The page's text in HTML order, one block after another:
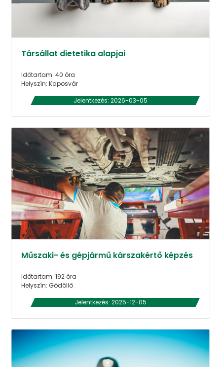
Társállat dietetika alapjai
Időtartam: 40 óra
Helyszín: Kaposvár
Jelentkezés: 2026-03-05
Műszaki- és gépjármű kárszakértő képzés
Időtartam: 192 óra
Helyszín: Gödöllő
Jelentkezés: 2025-12-05